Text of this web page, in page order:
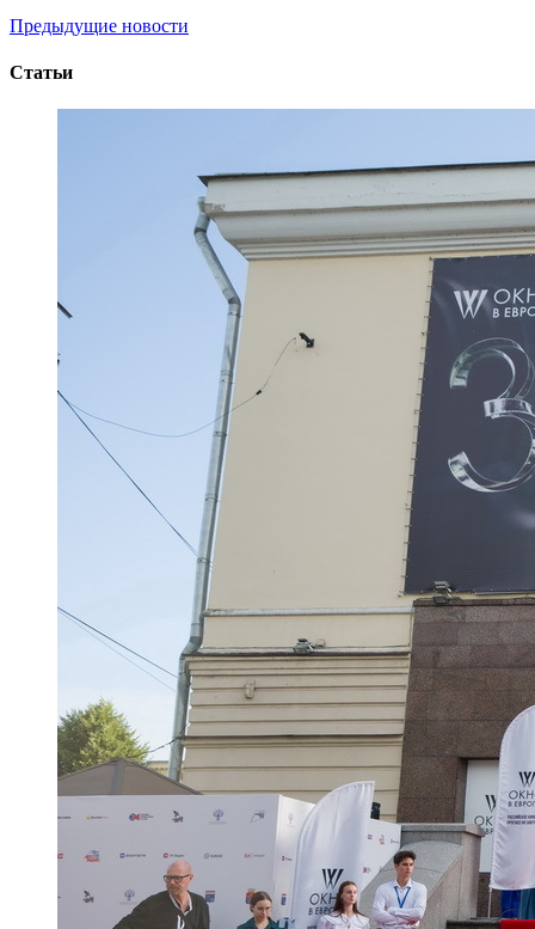
Предыдущие новости
Статьи